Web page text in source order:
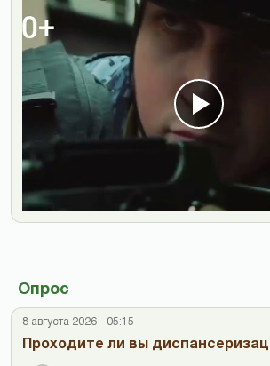
Опрос
8 августа 2026 - 05:15
Проходите ли вы